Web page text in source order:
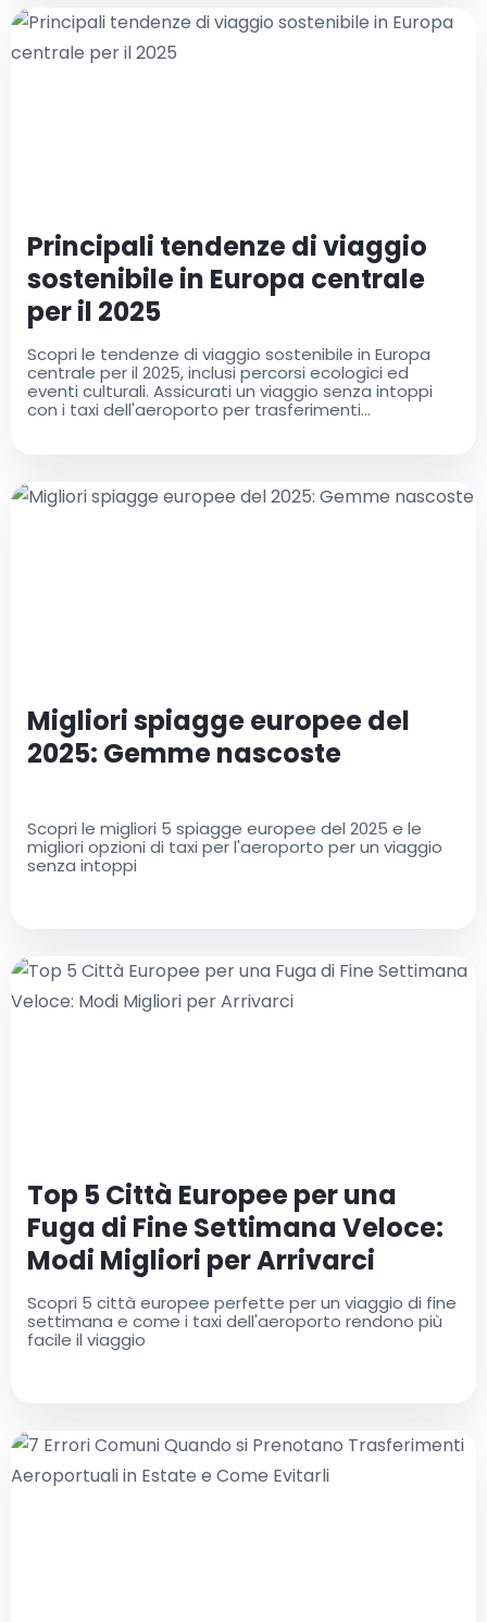
Principali tendenze di viaggio
sostenibile in Europa centrale
per il 2025
Scopri le tendenze di viaggio sostenibile in Europa
centrale per il 2025, inclusi percorsi ecologici ed
eventi culturali. Assicurati un viaggio senza intoppi
con i taxi dell'aeroporto per trasferimenti
Migliori spiagge europee del
2025: Gemme nascoste
Scopri le migliori 5 spiagge europee del 2025 e le
migliori opzioni di taxi per l'aeroporto per un viaggio
senza intoppi
Top 5 Città Europee per una
Fuga di Fine Settimana Veloce:
Modi Migliori per Arrivarci
Scopri 5 città europee perfette per un viaggio di fine
settimana e come i taxi dell'aeroporto rendono più
facile il viaggio